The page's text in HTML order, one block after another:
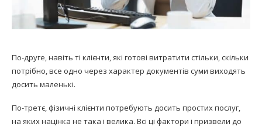
По-друге, навіть ті клієнти, які готові витратити стільки, скільки
потрібно, все одно через характер документів суми виходять
досить маленькі.
По-третє, фізичні клієнти потребують досить простих послуг,
на яких націнка не така і велика. Всі ці фактори і призвели до